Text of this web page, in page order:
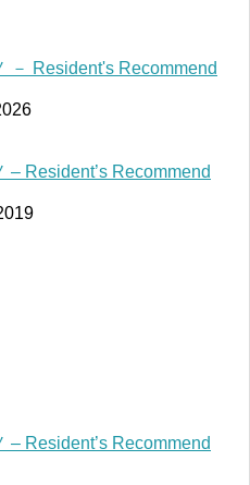
－ Resident's Recommend
Resident’s Recommend
Resident’s Recommend